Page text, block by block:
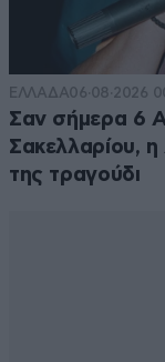
ΕΛΛΑΔΑ06·08·2026
Σαν σήμερα 6
Σακελλαρίου,
της τραγούδι